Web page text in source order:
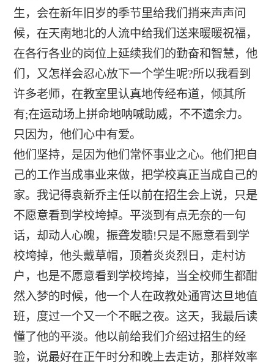
生，会在新年旧岁的季节里给我们捎来声声问
候，在天南地北的人流中给我们送来暖暖祝福，
在各行各业的岗位上延续我们的勤奋和智慧，他
们，又怎样会忍心放下一个学生呢?所以我看到
许多老师，在教室里认真地传经布道，倾其所
有;在运动场上拼命地呐喊助威，不不遗余力。
只因为，他们心中有爱。
他们坚持，是因为他们常怀事业之心。他们把自
己的工作当成事业来做，把学校真正当成自己的
家。我记得袁新乔主任以前在招生会上说，只是
不愿意看到学校垮掉。平淡到有点无奈的一句
话，却动人心魄，振聋发聩!只是不愿意看到学
校垮掉，他头戴草帽，顶着炎炎烈日，走村访
户，也是不愿意看到学校垮掉，当全校师生都酣
然入梦的时候，他一个人在政教处通宵达旦地值
班，度过一个又一个不眠之夜。这天，我最后读
懂了他的平淡。他以前给我们介绍过招生的经
验，说最好在正午时分和晚上去走访，那样效率